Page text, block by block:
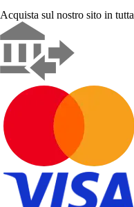
Acquista sul nostro sito in